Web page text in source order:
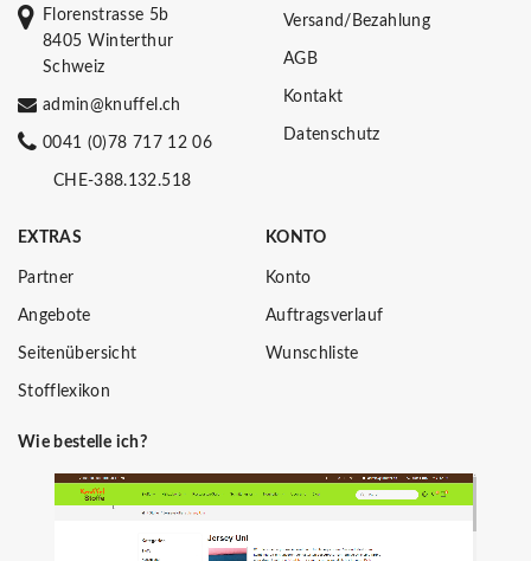
Florenstrasse 5b
8405 Winterthur
Schweiz
admin@knuffel.ch
0041 (0)78 717 12 06
CHE-388.132.518
Versand/Bezahlung
AGB
Kontakt
Datenschutz
EXTRAS
Partner
Angebote
Seitenübersicht
Stofflexikon
KONTO
Konto
Auftragsverlauf
Wunschliste
Wie bestelle ich?